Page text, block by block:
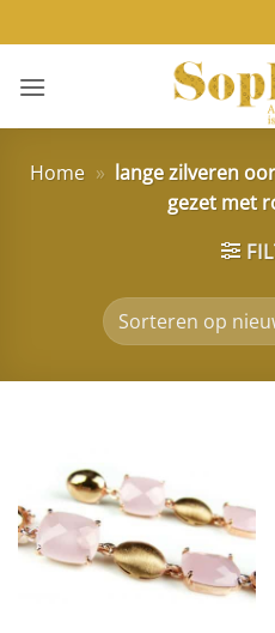
naar
inhoud
Home » lange zilveren
gezet met